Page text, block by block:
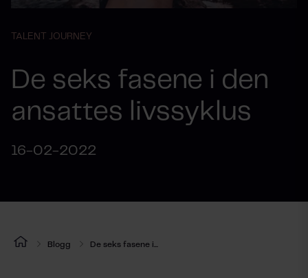
TALENT JOURNEY
De seks fasene i den
ansattes livssyklus
16-02-2022
Blogg De seks fasene i...